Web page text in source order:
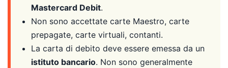
Mastercard Debit.
Non sono accettate carte Maestro, carte
prepagate, carte virtuali, contanti.
La carta di debito deve essere emessa da un
istituto bancario. Non sono generalmente